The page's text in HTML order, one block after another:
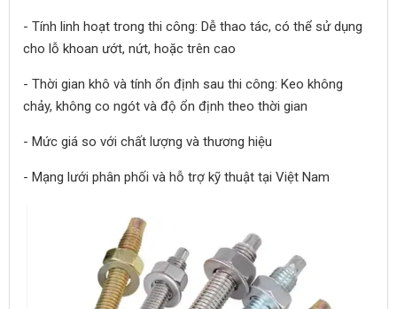
- Tính linh hoạt trong thi công: Dễ thao tác, có thể sử dụng
cho lỗ khoan ướt, nứt, hoặc trên cao
- Thời gian khô và tính ổn định sau thi công: Keo không
chảy, không co ngót và độ ổn định theo thời gian
- Mức giá so với chất lượng và thương hiệu
- Mạng lưới phân phối và hỗ trợ kỹ thuật tại Việt Nam